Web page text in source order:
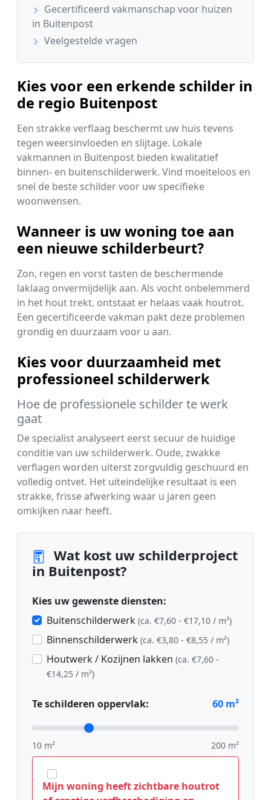
Gecertificeerd vakmanschap voor huizen
in Buitenpost
Veelgestelde vragen
Kies voor een erkende schilder in
de regio Buitenpost
Een strakke verflaag beschermt uw huis tevens
tegen weersinvloeden en slijtage. Lokale
vakmannen in Buitenpost bieden kwalitatief
binnen- en buitenschilderwerk. Vind moeiteloos en
snel de beste schilder voor uw specifieke
woonwensen.
Wanneer is uw woning toe aan
een nieuwe schilderbeurt?
Zon, regen en vorst tasten de beschermende
laklaag onvermijdelijk aan. Als vocht onbelemmerd
in het hout trekt, ontstaat er helaas vaak houtrot.
Een gecertificeerde vakman pakt deze problemen
grondig en duurzaam voor u aan.
Kies voor duurzaamheid met
professioneel schilderwerk
Hoe de professionele schilder te werk
gaat
De specialist analyseert eerst secuur de huidige
conditie van uw schilderwerk. Oude, zwakke
verflagen worden uiterst zorgvuldig geschuurd en
volledig ontvet. Het uiteindelijke resultaat is een
strakke, frisse afwerking waar u jaren geen
omkijken naar heeft.
Wat kost uw schilderproject
in Buitenpost?
Kies uw gewenste diensten:
Buitenschilderwerk (ca. €7,60 - €17,10 / m²)
Binnenschilderwerk (ca. €3,80 - €8,55 / m²)
Houtwerk / Kozijnen lakken (ca. €7,60 -
€14,25 / m²)
Te schilderen oppervlak: 60 m²
10 m² 200 m²
Mijn woning heeft zichtbare houtrot